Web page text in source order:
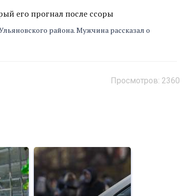
его прогнал после ссоры
района. Мужчина рассказал о
Просмотров: 2360